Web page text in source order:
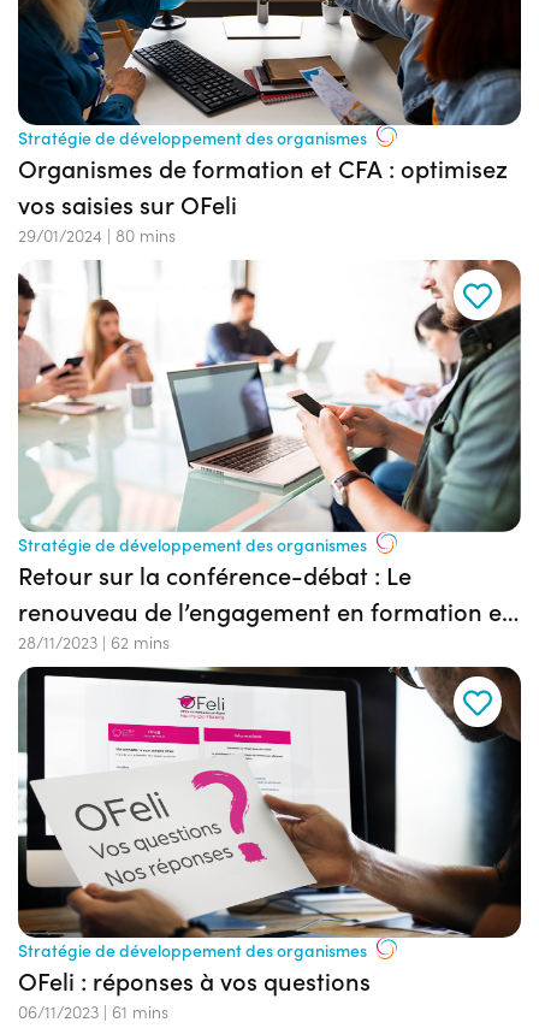
Stratégie de développement des organismes
Organismes de formation et CFA : optimisez
vos saisies sur OFeli
29/01/2024 | 80 mins
Stratégie de développement des organismes
Retour sur la conférence-débat : Le
renouveau de l’engagement en formation et
les nouvelles formes d’attractivité de l’offre
28/11/2023 | 62 mins
Stratégie de développement des organismes
OFeli : réponses à vos questions
06/11/2023 | 61 mins